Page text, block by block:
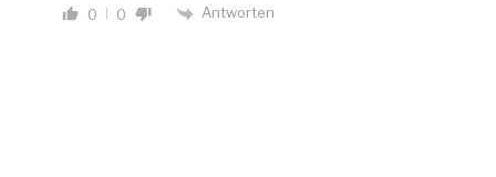
0 0 Antworten